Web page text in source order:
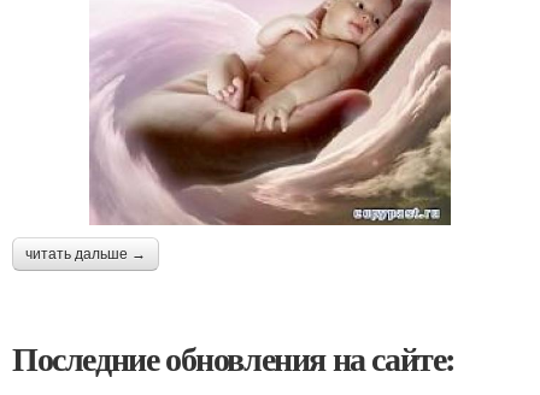
читать дальше →
Последние обновления на сайте: